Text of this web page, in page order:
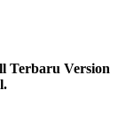
Terbaru Version